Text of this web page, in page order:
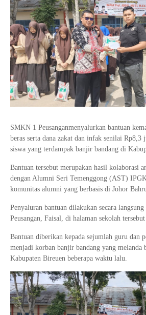
Materi Komputer dan Jaringan Dasar
Materi Pemograman Dasar
Sistem Komputer
Dasar Desain Grafis
Desain Media Interaktif
Tata Busana
Bisnis Daring dan Pemasaran
SMKN 1 Peusanganmenyalurkan bantuan
beras serta dana zakat dan infak senilai Rp8,3
siswa yang terdampak banjir bandang di
Bantuan tersebut merupakan hasil kolaborasi
dengan Alumni Seri Temenggong (AST)
komunitas alumni yang berbasis di Johor
Penyaluran bantuan dilakukan secara
Peusangan Faisal , di halaman sekolah
Bantuan diberikan kepada sejumlah guru dan
menjadi korban banjir bandang yang melanda
Kabupaten Bireuen beberapa waktu lalu.